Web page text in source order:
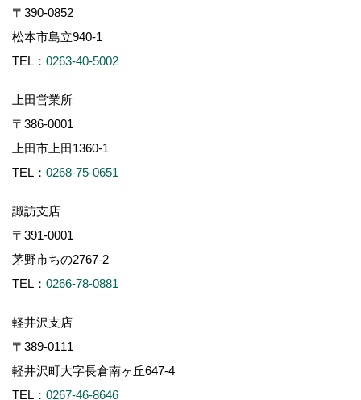
〒390-0852
松本市島立940-1
TEL： 0263-40-5002
上田営業所
〒386-0001
上田市上田1360-1
TEL： 0268-75-0651
諏訪支店
〒391-0001
茅野市ちの2767-2
TEL： 0266-78-0881
軽井沢支店
〒389-0111
軽井沢町大字長倉南ヶ丘647-4
TEL： 0267-46-8646